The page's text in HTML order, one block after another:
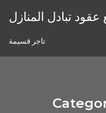
عقود تبادل المنازل
تاجر قسيمة